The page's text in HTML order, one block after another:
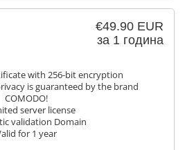
€49.90 EUR
за 1 година
with 256-bit encryption
is guaranteed by the brand
COMODO!
server license
validation Domain
for 1 year